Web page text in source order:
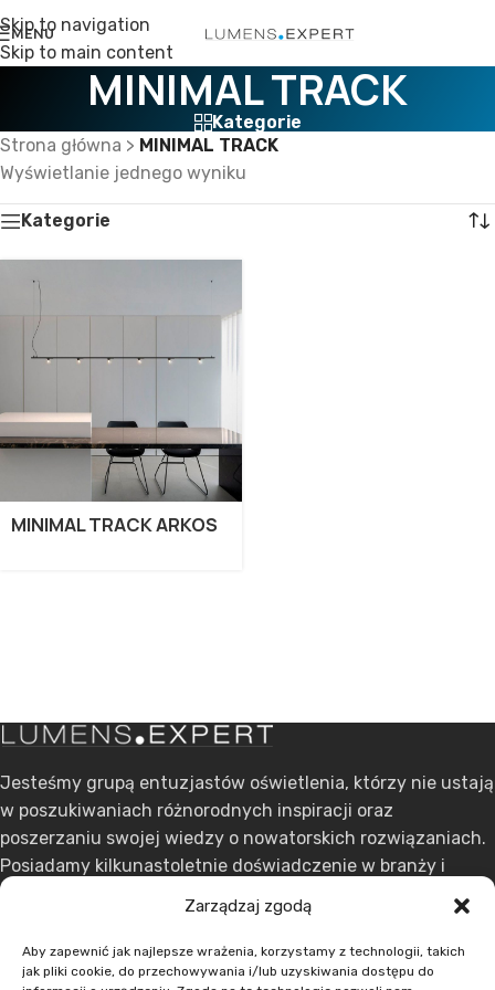
Zarządzaj zgodą
Aby zapewnić jak najlepsze wrażenia, korzystamy z technologii, takich
jak pliki cookie, do przechowywania i/lub uzyskiwania dostępu do
Skip to navigation
Skip to main content
MENU
MINIMAL TRACK
Kategorie
Strona główna > MINIMAL TRACK
Wyświetlanie jednego wyniku
Kategorie
MINIMAL TRACK ARKOS
Jesteśmy grupą entuzjastów oświetlenia, którzy nie ustają
w poszukiwaniach różnorodnych inspiracji oraz
poszerzaniu swojej wiedzy o nowatorskich rozwiązaniach.
Posiadamy kilkunastoletnie doświadczenie w branży i
stawiamy na ciągły rozwój.
ul. Dąbrowskiego 301, 60-406 Poznań
+48 608 636 580